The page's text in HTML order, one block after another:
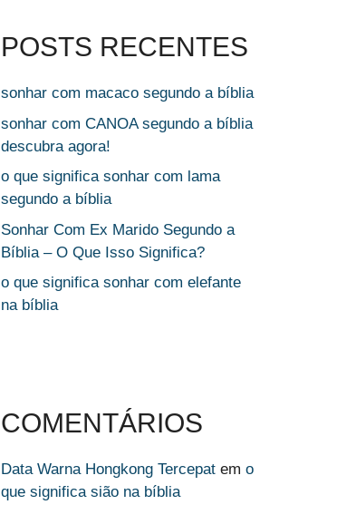
POSTS RECENTES
sonhar com macaco segundo a bíblia
sonhar com CANOA segundo a bíblia
descubra agora!
o que significa sonhar com lama
segundo a bíblia
Sonhar Com Ex Marido Segundo a
Bíblia – O Que Isso Significa?
o que significa sonhar com elefante
na bíblia
COMENTÁRIOS
Data Warna Hongkong Tercepat em o
que significa sião na bíblia